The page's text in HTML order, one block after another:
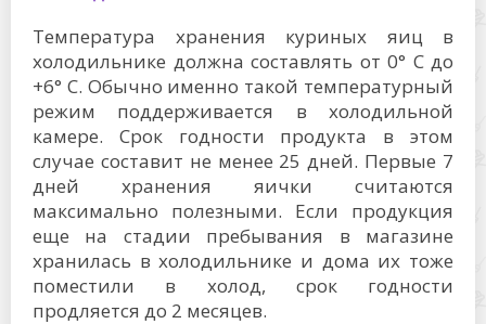
Температура хранения куриных яиц в
холодильнике должна составлять от 0° C до
+6° C. Обычно именно такой температурный
режим поддерживается в холодильной
камере. Срок годности продукта в этом
случае составит не менее 25 дней. Первые 7
дней хранения яички считаются
максимально полезными. Если продукция
еще на стадии пребывания в магазине
хранилась в холодильнике и дома их тоже
поместили в холод, срок годности
продляется до 2 месяцев.